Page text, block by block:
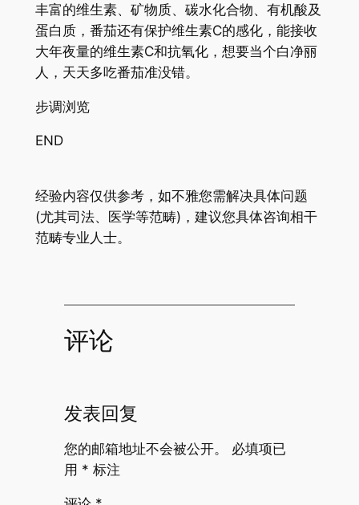
丰富的维生素、矿物质、碳水化合物、有机酸及
蛋白质，番茄还有保护维生素C的感化，能接收
大年夜量的维生素C和抗氧化，想要当个白净丽
人，天天多吃番茄准没错。
步调浏览
END
经验内容仅供参考，如不雅您需解决具体问题
(尤其司法、医学等范畴)，建议您具体咨询相干
范畴专业人士。
评论
发表回复
您的邮箱地址不会被公开。
必填项已
用 * 标注